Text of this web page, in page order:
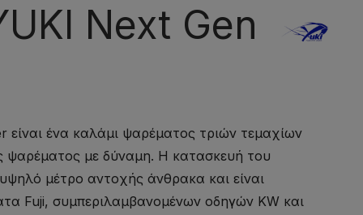
Next Gen
είναι ένα καλάμι ψαρέματος τριών τεμαχίων
ψαρέματος με δύναμη. Η κατασκευή του
υψηλό μέτρο αντοχής άνθρακα και είναι
Fuji, συμπεριλαμβανομένων οδηγών KW και